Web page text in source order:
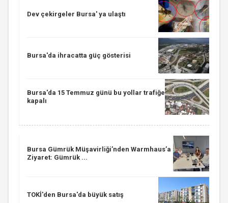
Dev çekirgeler Bursa' ya ulaştı
Bursa'da ihracatta güç gösterisi
Bursa'da 15 Temmuz günü bu yollar trafiğe
kapalı
Bursa Gümrük Müşavirliği’nden Warmhaus’a
Ziyaret: Gümrük ...
TOKİ'den Bursa'da büyük satış